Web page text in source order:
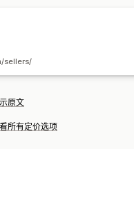
sellers/
原文
所有定价选项